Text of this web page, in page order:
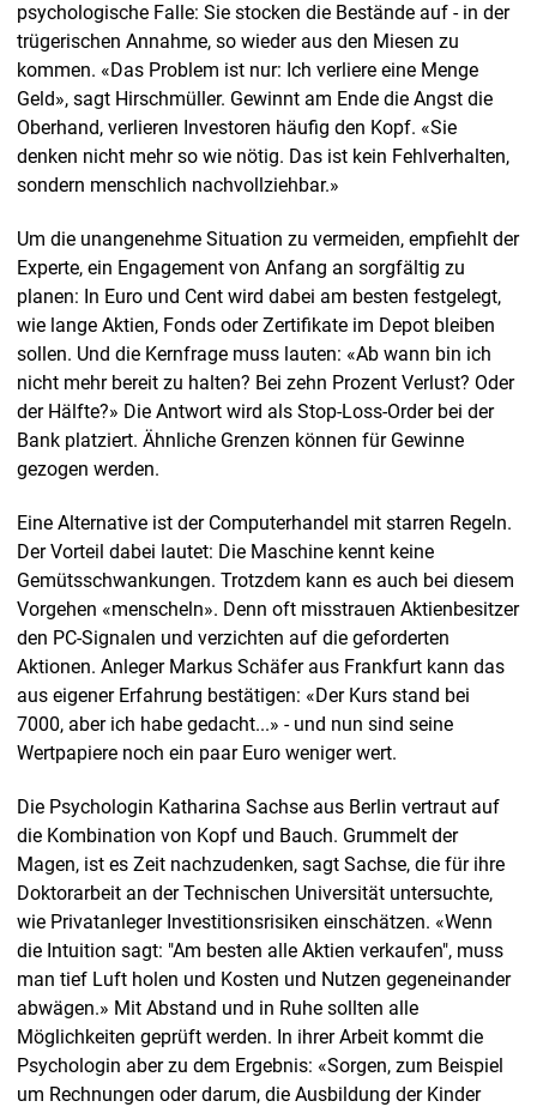
psychologische Falle: Sie stocken die Bestände auf - in der
trügerischen Annahme, so wieder aus den Miesen zu
kommen. «Das Problem ist nur: Ich verliere eine Menge
Geld», sagt Hirschmüller. Gewinnt am Ende die Angst die
Oberhand, verlieren Investoren häufig den Kopf. «Sie
denken nicht mehr so wie nötig. Das ist kein Fehlverhalten,
sondern menschlich nachvollziehbar.»
Um die unangenehme Situation zu vermeiden, empfiehlt der
Experte, ein Engagement von Anfang an sorgfältig zu
planen: In Euro und Cent wird dabei am besten festgelegt,
wie lange Aktien, Fonds oder Zertifikate im Depot bleiben
sollen. Und die Kernfrage muss lauten: «Ab wann bin ich
nicht mehr bereit zu halten? Bei zehn Prozent Verlust? Oder
der Hälfte?» Die Antwort wird als Stop-Loss-Order bei der
Bank platziert. Ähnliche Grenzen können für Gewinne
gezogen werden.
Eine Alternative ist der Computerhandel mit starren Regeln.
Der Vorteil dabei lautet: Die Maschine kennt keine
Gemütsschwankungen. Trotzdem kann es auch bei diesem
Vorgehen «menscheln». Denn oft misstrauen Aktienbesitzer
den PC-Signalen und verzichten auf die geforderten
Aktionen. Anleger Markus Schäfer aus Frankfurt kann das
aus eigener Erfahrung bestätigen: «Der Kurs stand bei
7000, aber ich habe gedacht...» - und nun sind seine
Wertpapiere noch ein paar Euro weniger wert.
Die Psychologin Katharina Sachse aus Berlin vertraut auf
die Kombination von Kopf und Bauch. Grummelt der
Magen, ist es Zeit nachzudenken, sagt Sachse, die für ihre
Doktorarbeit an der Technischen Universität untersuchte,
wie Privatanleger Investitionsrisiken einschätzen. «Wenn
die Intuition sagt: "Am besten alle Aktien verkaufen", muss
man tief Luft holen und Kosten und Nutzen gegeneinander
abwägen.» Mit Abstand und in Ruhe sollten alle
Möglichkeiten geprüft werden. In ihrer Arbeit kommt die
Psychologin aber zu dem Ergebnis: «Sorgen, zum Beispiel
um Rechnungen oder darum, die Ausbildung der Kinder